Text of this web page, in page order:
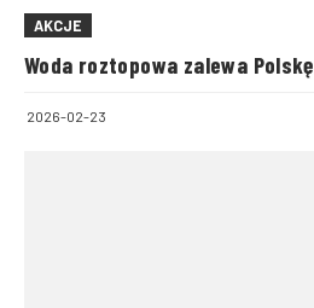
AKCJE
Woda roztopowa zalewa Polskę
2026-02-23